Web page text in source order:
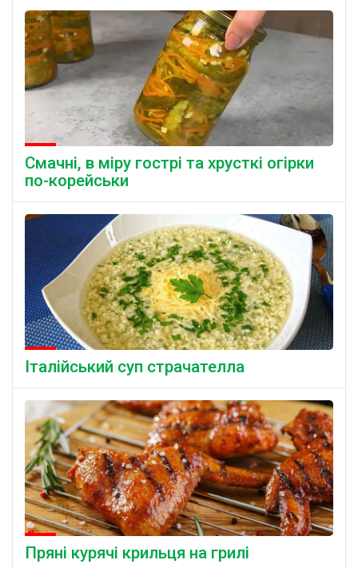
Смачні, в міру гострі та хрусткі огірки
по-корейськи
Італійський суп страчателла
Пряні курячі крильця на грилі